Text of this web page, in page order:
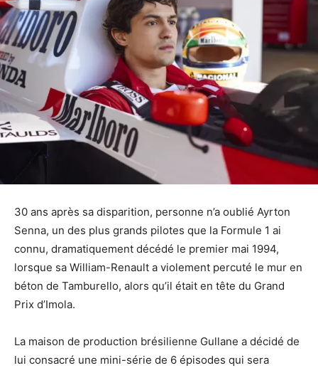
30 ans après sa disparition, personne n’a oublié Ayrton
Senna, un des plus grands pilotes que la Formule 1 ai
connu, dramatiquement décédé le premier mai 1994,
lorsque sa William-Renault a violement percuté le mur en
béton de Tamburello, alors qu’il était en tête du Grand
Prix d’Imola.
La maison de production brésilienne Gullane a décidé de
lui consacré une mini-série de 6 épisodes qui sera